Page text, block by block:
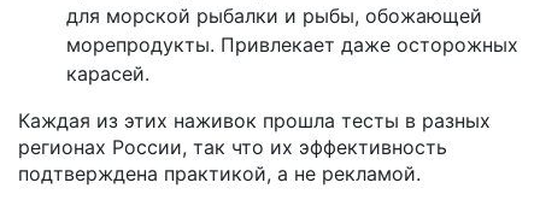
для морской рыбалки и рыбы, обожающей
морепродукты. Привлекает даже осторожных
карасей.
Каждая из этих наживок прошла тесты в разных
регионах России, так что их эффективность
подтверждена практикой, а не рекламой.